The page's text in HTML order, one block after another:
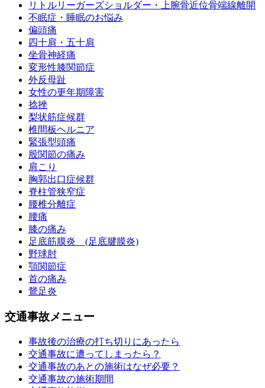
リトルリーガーズショルダー・上腕骨近位骨端線離開
不眠症・睡眠のお悩み
偏頭痛
四十肩・五十肩
坐骨神経痛
変形性膝関節症
外反母趾
女性の更年期障害
捻挫
梨状筋症候群
椎間板ヘルニア
緊張型頭痛
股関節の痛み
肩こり
胸郭出口症候群
脊柱管狭窄症
腰椎分離症
腰痛
膝の痛み
足底筋膜炎 (足底腱膜炎)
野球肘
顎関節症
首の痛み
鵞足炎
交通事故メニュー
事故後の治療の打ち切りにあったら
交通事故に遭ってしまったら？
交通事故のあとの施術はなぜ必要？
交通事故の施術期間